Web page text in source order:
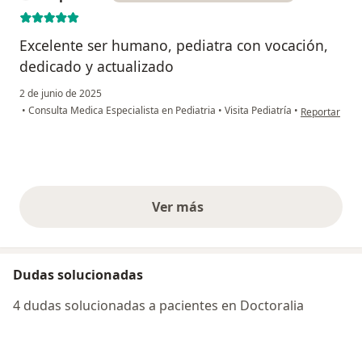
Excelente ser humano, pediatra con vocación,
dedicado y actualizado
2 de junio de 2025
• Consulta Medica Especialista en Pediatria • Visita Pediatría • en opinión
Reportar
Ver másopiniones anteriores
Dudas solucionadas
4 dudas solucionadas a pacientes en Doctoralia